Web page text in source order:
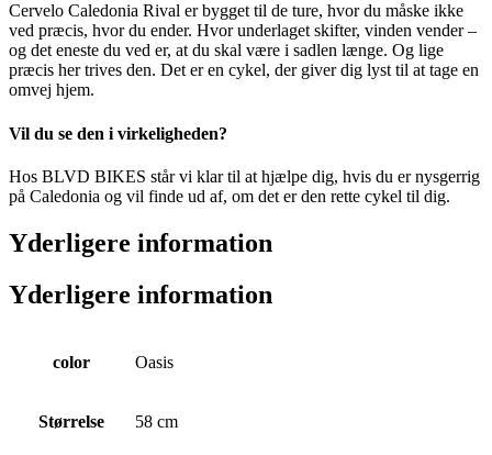
Cervelo Caledonia Rival er bygget til de ture, hvor du måske ikke
ved præcis, hvor du ender. Hvor underlaget skifter, vinden vender –
og det eneste du ved er, at du skal være i sadlen længe. Og lige
præcis her trives den. Det er en cykel, der giver dig lyst til at tage en
omvej hjem.
Vil du se den i virkeligheden?
Hos BLVD BIKES står vi klar til at hjælpe dig, hvis du er nysgerrig
på Caledonia og vil finde ud af, om det er den rette cykel til dig.
Yderligere information
Yderligere information
color Oasis
Størrelse 58 cm